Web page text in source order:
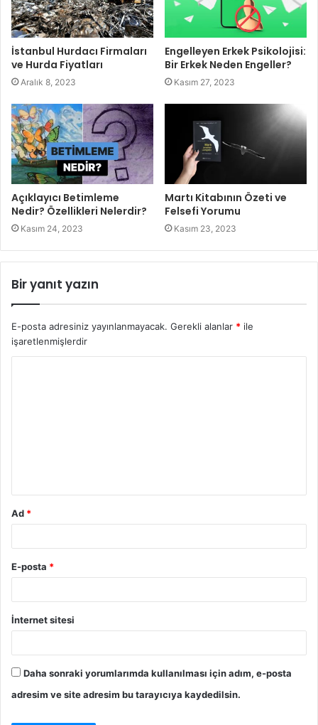
İstanbul Hurdacı Firmaları
ve Hurda Fiyatları
Aralık 8, 2023
Engelleyen Erkek Psikolojisi:
Bir Erkek Neden Engeller?
Kasım 27, 2023
Açıklayıcı Betimleme
Nedir? Özellikleri Nelerdir?
Kasım 24, 2023
Martı Kitabının Özeti ve
Felsefi Yorumu
Kasım 23, 2023
Bir yanıt yazın
E-posta adresiniz yayınlanmayacak. Gerekli alanlar * ile
işaretlenmişlerdir
Ad *
E-posta *
İnternet sitesi
Daha sonraki yorumlarımda kullanılması için adım, e-posta
adresim ve site adresim bu tarayıcıya kaydedilsin.